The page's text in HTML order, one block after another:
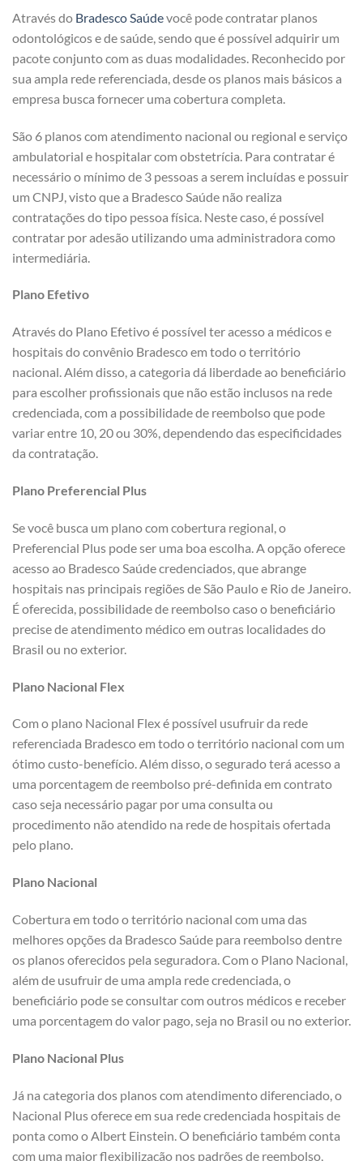
Através do Bradesco Saúdevocê pode contratar planos
odontológicos e de saúde, sendo que é possível adquirir um
pacote conjunto com as duas modalidades. Reconhecido por
sua ampla rede referenciada, desde os planos mais básicos a
empresa busca fornecer uma cobertura completa.
São 6 planos com atendimento nacional ou regional e serviço
ambulatorial e hospitalar com obstetrícia. Para contratar é
necessário o mínimo de 3 pessoas a serem incluídas e possuir
um CNPJ, visto que a Bradesco Saúde não realiza
contratações do tipo pessoa física. Neste caso, é possível
contratar por adesão utilizando uma administradora como
intermediária.
Plano Efetivo
Através do Plano Efetivo é possível ter acesso a médicos e
hospitais do convênio Bradesco em todo o território
nacional. Além disso, a categoria dá liberdade ao beneficiário
para escolher profissionais que não estão inclusos na rede
credenciada, com a possibilidade de reembolso que pode
variar entre 10, 20 ou 30%, dependendo das especificidades
da contratação.
Plano Preferencial Plus
Se você busca um plano com cobertura regional, o
Preferencial Plus pode ser uma boa escolha. A opção oferece
acesso ao Bradesco Saúde credenciados, que abrange
hospitais nas principais regiões de São Paulo e Rio de Janeiro.
É oferecida, possibilidade de reembolso caso o beneficiário
precise de atendimento médico em outras localidades do
Brasil ou no exterior.
Plano Nacional Flex
Com o plano Nacional Flex é possível usufruir da rede
referenciada Bradesco em todo o território nacional com um
ótimo custo-benefício. Além disso, o segurado terá acesso a
uma porcentagem de reembolso pré-definida em contrato
caso seja necessário pagar por uma consulta ou
procedimento não atendido na rede de hospitais ofertada
pelo plano.
Plano Nacional
Cobertura em todo o território nacional com uma das
melhores opções da Bradesco Saúde para reembolso dentre
os planos oferecidos pela seguradora. Com o Plano Nacional,
além de usufruir de uma ampla rede credenciada, o
beneficiário pode se consultar com outros médicos e receber
uma porcentagem do valor pago, seja no Brasil ou no exterior.
Plano Nacional Plus
Já na categoria dos planos com atendimento diferenciado, o
Nacional Plus oferece em sua rede credenciada hospitais de
ponta como o Albert Einstein. O beneficiário também conta
com uma maior flexibilização nos padrões de reembolso,